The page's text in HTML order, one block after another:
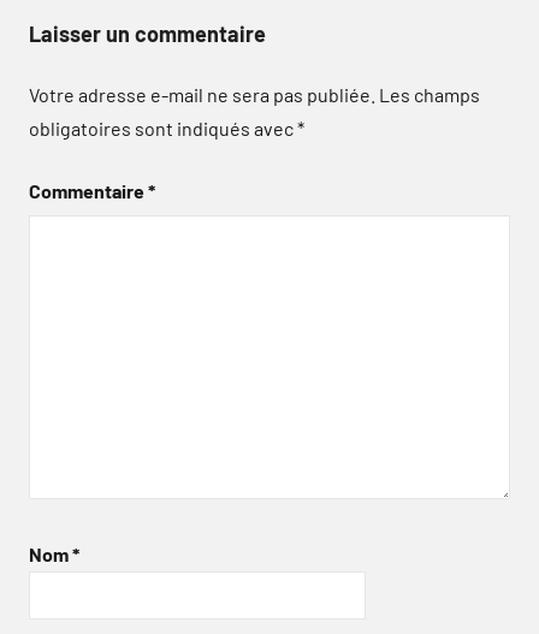
Laisser un commentaire
Votre adresse e-mail ne sera pas publiée. Les champs
obligatoires sont indiqués avec*
Commentaire*
Nom*